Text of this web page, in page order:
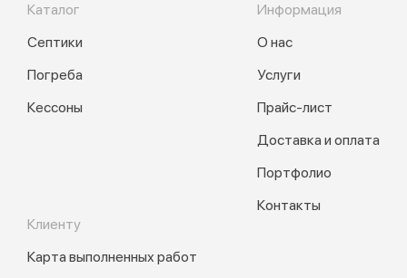
Каталог
Септики
Погреба
Кессоны
Информация
О нас
Услуги
Прайс-лист
Доставка и оплата
Портфолио
Контакты
Клиенту
Карта выполненных работ